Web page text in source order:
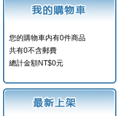
您的購物車内有0件商品
共有0不含郵費
總計金額NT$0元